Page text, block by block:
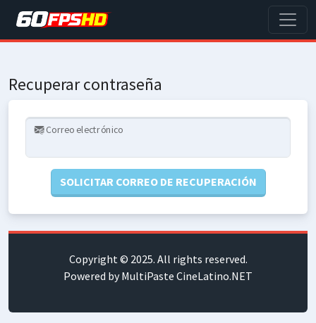
Recuperar contraseña
Correo electrónico
SOLICITAR CORREO DE RECUPERACIÓN
Copyright © 2025. All rights reserved.
Powered by MultiPaste CineLatino.NET